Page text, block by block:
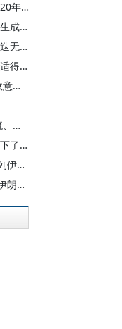
马晓霖：从阿富汗到波斯湾——美国20年四促伊朗“被崛起”
李福泉 谢书缘：“波斯化世界”概念的生成、方法与意义
制裁的悖论：为何美国推动的政权更迭无法奏效？
王震：特朗普在伊朗的军事冒险或将适得其反
章远 肖秀女：以色列和伊朗之间的敌意话语镜像叙事探析
胥章逸 廖波：伊朗反西化思想的源流、实践与困境
刘强：美国对伊朗的军事打击或只按下了暂停键
刘中民：特朗普的“三无”政策是以色列伊朗冲突的重要根源
刘中民：以色列与美国配合，“清零”伊朗核能力？